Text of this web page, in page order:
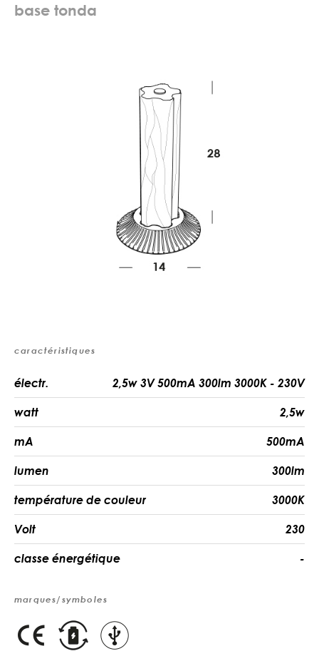
base tonda
caractéristiques
électr. 2,5w 3V 500mA 300lm 3000K - 230V
watt 2,5w
mA 500mA
lumen 300lm
température de couleur 3000K
Volt 230
classe énergétique -
marques/symboles